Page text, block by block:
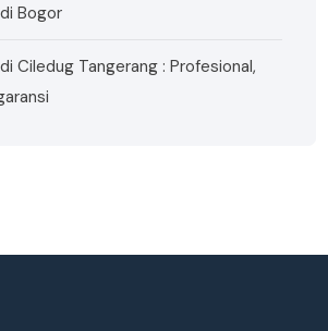
Bogor
Ciledug Tangerang : Profesional,